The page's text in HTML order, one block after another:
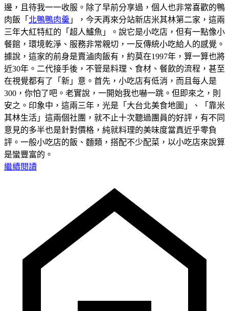
邊，且待我一一收服。除了早前分享過，個人也非常喜歡的鴨
肉飯「 北鴨鴨肉羹 」，今天再來分站新店米其林第二家，這兩
三年大紅特紅的「超人鱸魚」。說它是小吃店，但有一點像小
餐館，環境乾淨、服務非常親切，一反傳統小吃給人的感覺。
據說，這家的前身是賣滷肉飯有，約莫在1997年，算一算也將
近30年。二代接手後，不管是料理、食材、餐飲的流程，甚至
在視覺都有了「新」意。首先，小吃店有低消，而且每人是
300，你怕了吧。老實說，一開始我也嚇一跳。但即來之，則
安之。印象中，這兩三年，光是「大台北美食地圖」、「靠米
其林生活」這兩個社團，就不止十次聽過團員的好評，有不同
意見的多半也是針對價格，純就料理的美味度當真近乎零負
評。一般小吃店的飯、麵類，搭配不少配菜，以小吃店來說算
是蠻豐富的。
繼續閱讀